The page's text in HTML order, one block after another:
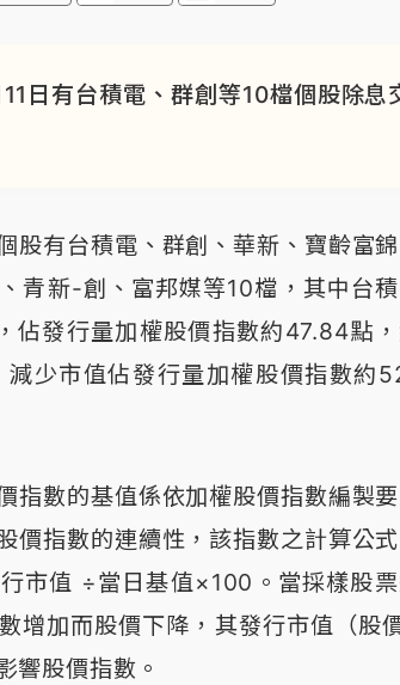
日有台積電、群創等10檔個股除息
股有台積電、群創、華新、寶齡富
青新-創、富邦媒等10檔，其中台
佔發行量加權股價指數約47.84點
少市值佔發行量加權股價指數約
指數的基值係依加權股價指數編製
價指數的連續性，該指數之計算公
市值 ÷當日基值×100。當採樣股
增加而股價下降，其發行市值（股
響股價指數。